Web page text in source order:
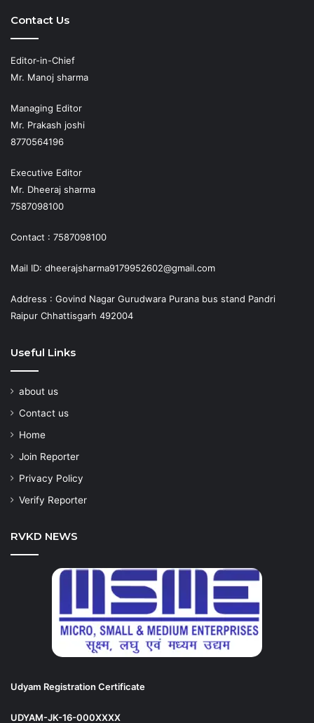
Contact Us
Editor-in-Chief
Mr. Manoj sharma
Managing Editor
Mr. Prakash joshi
8770564196
Executive Editor
Mr. Dheeraj sharma
7587098100
Contact : 7587098100
Mail ID: dheerajsharma9179952602@gmail.com
Address : Govind Nagar Gurudwara Purana bus stand Pandri
Raipur Chhattisgarh 492004
Useful Links
about us
Contact us
Home
Join Reporter
Privacy Policy
Verify Reporter
RVKD NEWS
Udyam Registration Certificate
UDYAM-JK-16-000XXXX